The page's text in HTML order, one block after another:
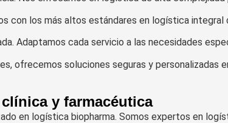
con los más altos estándares en logística
Adaptamos cada servicio a las necesidades
ofrecemos soluciones seguras y personalizadas
y farmacéutica
en logística biopharma. Somos expertos en